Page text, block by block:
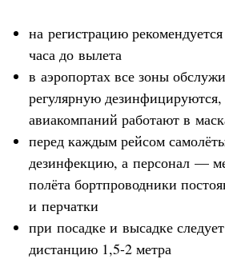
на регистрацию
часа до вылета
в аэропортах все зоны
регулярную дезинфицируются,
авиакомпаний работают в
перед каждым рейсом
дезинфекцию, а персонал —
полёта бортпроводники
и перчатки
при посадке и высадке
дистанцию 1,5-2 метра